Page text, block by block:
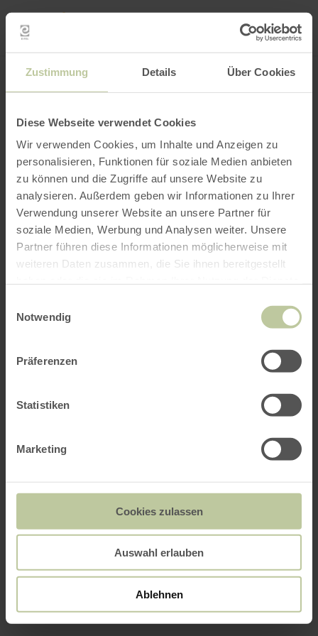
Zustimmung Details Über Cookies
Diese Webseite verwendet Cookies
Wir verwenden Cookies, um Inhalte und Anzeigen zu
personalisieren, Funktionen für soziale Medien anbieten
zu können und die Zugriffe auf unsere Website zu
analysieren. Außerdem geben wir Informationen zu Ihrer
Verwendung unserer Website an unsere Partner für
soziale Medien, Werbung und Analysen weiter. Unsere
Partner führen diese Informationen möglicherweise mit
weiteren Daten zusammen, die Sie ihnen bereitgestellt
Notwendig
Präferenzen
Statistiken
Marketing
Cookies zulassen
Auswahl erlauben
Ablehnen
INTERACTIEVE KAART
Filter openen